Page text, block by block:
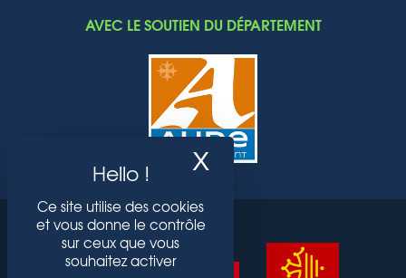
AVEC LE SOUTIEN DU DÉPARTEMENT
Ce site utilise des cookies
et vous donne le contrôle
sur ceux que vous
souhaitez activer
X Masquer le